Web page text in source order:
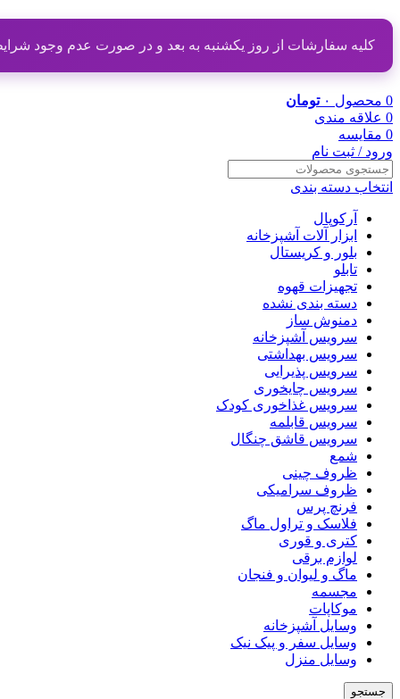
کلیه سفارشات از روز یکشنبه به بعد و در صورت عدم وجود شرایط مناسب از تاریخ ۲۰
0 محصول ۰ تومان
0 علاقه مندی
0 مقایسه
ورود / ثبت نام
انتخاب دسته بندی
آرکوپال
ابزار آلات آشپزخانه
بلور و کریستال
تابلو
تجهیزات قهوه
دسته بندی نشده
دمنوش ساز
سرویس آشپزخانه
سرویس بهداشتی
سرویس پذیرایی
سرویس چایخوری
سرویس غذاخوری کودک
سرویس قابلمه
سرویس قاشق چنگال
شمع
ظروف چینی
ظروف سرامیکی
فرنچ پرس
فلاسک و تراول ماگ
کتری و قوری
لوازم برقی
ماگ و لیوان و فنجان
مجسمه
موکاپات
وسایل آشپزخانه
وسایل سفر و پیک نیک
وسایل منزل
جستجو